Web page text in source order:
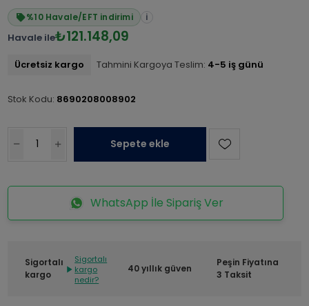
%10 Havale/EFT indirimi i
Havale ile₺121.148,09
Ücretsiz kargo Tahmini Kargoya Teslim: 4-5 iş günü
Stok Kodu: 8690208008902
Sepete ekle
WhatsApp İle Sipariş Ver
Sigortalı
kargo
Sigortalı
kargo
nedir?
40 yıllık güven
Peşin Fiyatına
3 Taksit